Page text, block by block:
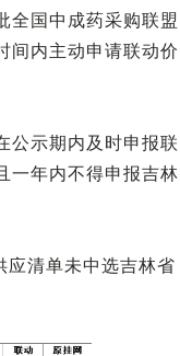
全国中成药采购联盟
间内主动申请联动价
公示期内及时申报联
一年内不得申报吉林
应清单未中选吉林省